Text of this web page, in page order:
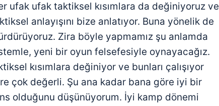
ufak ufak taktiksel kısımlara da değiniyoruz ve
anlayışını bize anlatıyor. Buna yönelik de
Zira böyle yapmamız şu anlamda
yeni bir oyun felsefesiyle oynayacağız.
kısımlara değiniyor ve bunları çalışıyor
çok değerli. Şu ana kadar bana göre iyi bir
olduğunu düşünüyorum. İyi kamp dönemi